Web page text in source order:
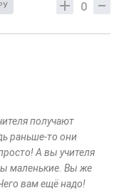
0
получают
раньше-то они
А вы учителя
маленькие. Вы же
вам ещё надо!